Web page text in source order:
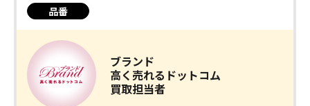
品番
ブランド
高く売れるドットコム
買取担当者